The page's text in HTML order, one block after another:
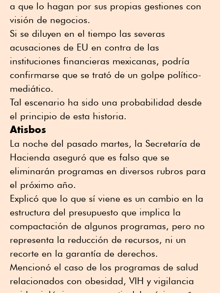
a que lo hagan por sus propias gestiones con
visión de negocios.
Si se diluyen en el tiempo las severas
acusaciones de EU en contra de las
instituciones financieras mexicanas, podría
confirmarse que se trató de un golpe político-
mediático.
Tal escenario ha sido una probabilidad desde
el principio de esta historia.
Atisbos
La noche del pasado martes, la Secretaría de
Hacienda aseguró que es falso que se
eliminarán programas en diversos rubros para
el próximo año.
Explicó que lo que sí viene es un cambio en la
estructura del presupuesto que implica la
compactación de algunos programas, pero no
representa la reducción de recursos, ni un
recorte en la garantía de derechos.
Mencionó el caso de los programas de salud
relacionados con obesidad, VIH y vigilancia